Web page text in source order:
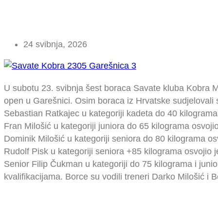
24 svibnja, 2026
U subotu 23. svibnja šest boraca Savate kluba Kobra
open u Garešnici. Osim boraca iz Hrvatske
Sebastian Ratkajec u kategoriji kadeta do 40
Fran Milošić u kategoriji juniora do 65 kilograma
Dominik Milošić u kategoriji seniora do 80 kilograma
Rudolf Pisk u kategoriji seniora +85 kilograma osvojio
Senior Filip Čukman u kategoriji do 75 kilograma i
kvalifikacijama. Borce su vodili treneri Darko Milošić i